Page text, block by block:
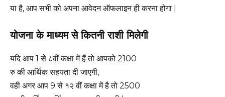
या है, आप सभी को अपना आवेदन ऑफलाइन ही करना होगा |
योजना के माध्यम से कितनी राशी मिलेगी
यदि आप 1 से ८वीं कक्षा में हैं तो आपको 2100
रु की आर्थिक सहयता दी जाएगी,
वही अगर आप 9 से १२ वीं कक्षा में है तो 2500